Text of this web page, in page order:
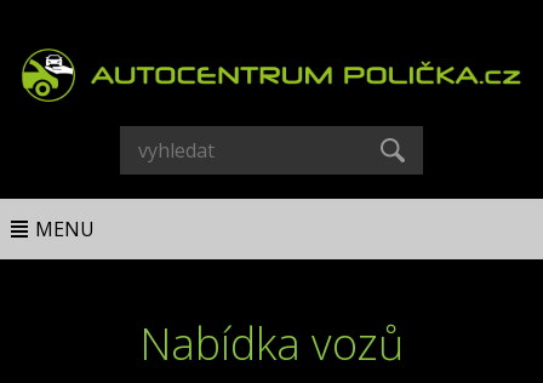
MENU
Nabídka vozů